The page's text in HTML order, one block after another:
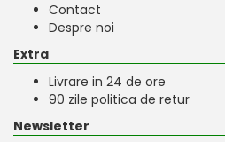
Contact
Despre noi
Extra
Livrare in 24 de ore
90 zile politica de retur
Newsletter